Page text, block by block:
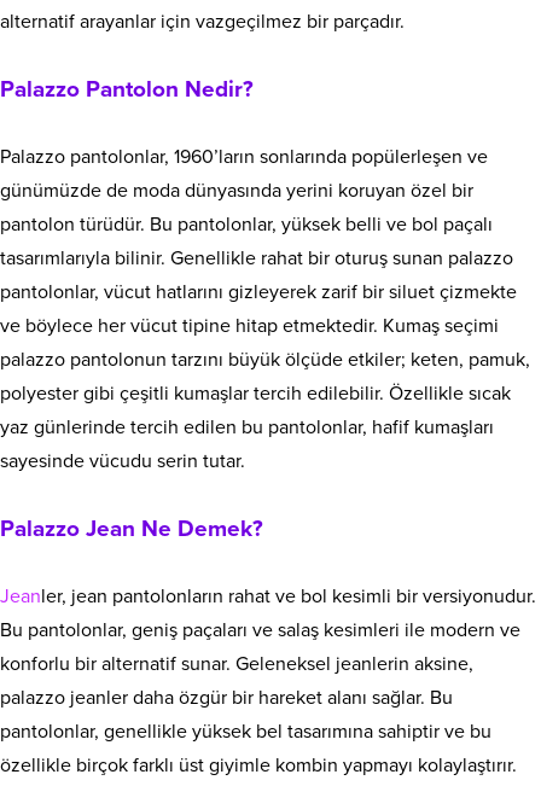
alternatif arayanlar için vazgeçilmez bir parçadır.
Palazzo Pantolon Nedir?
Palazzo pantolonlar, 1960’ların sonlarında popülerleşen ve
günümüzde de moda dünyasında yerini koruyan özel bir
pantolon türüdür. Bu pantolonlar, yüksek belli ve bol paçalı
tasarımlarıyla bilinir. Genellikle rahat bir oturuş sunan palazzo
pantolonlar, vücut hatlarını gizleyerek zarif bir siluet çizmekte
ve böylece her vücut tipine hitap etmektedir. Kumaş seçimi
palazzo pantolonun tarzını büyük ölçüde etkiler; keten, pamuk,
polyester gibi çeşitli kumaşlar tercih edilebilir. Özellikle sıcak
yaz günlerinde tercih edilen bu pantolonlar, hafif kumaşları
sayesinde vücudu serin tutar.
Palazzo Jean Ne Demek?
Jeanler, jean pantolonların rahat ve bol kesimli bir versiyonudur.
Bu pantolonlar, geniş paçaları ve salaş kesimleri ile modern ve
konforlu bir alternatif sunar. Geleneksel jeanlerin aksine,
palazzo jeanler daha özgür bir hareket alanı sağlar. Bu
pantolonlar, genellikle yüksek bel tasarımına sahiptir ve bu
özellikle birçok farklı üst giyimle kombin yapmayı kolaylaştırır.